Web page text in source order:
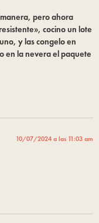
pero ahora
cocino un lote
y las congelo en
en la nevera el paquete
10/07/2024 a las 11:03 am